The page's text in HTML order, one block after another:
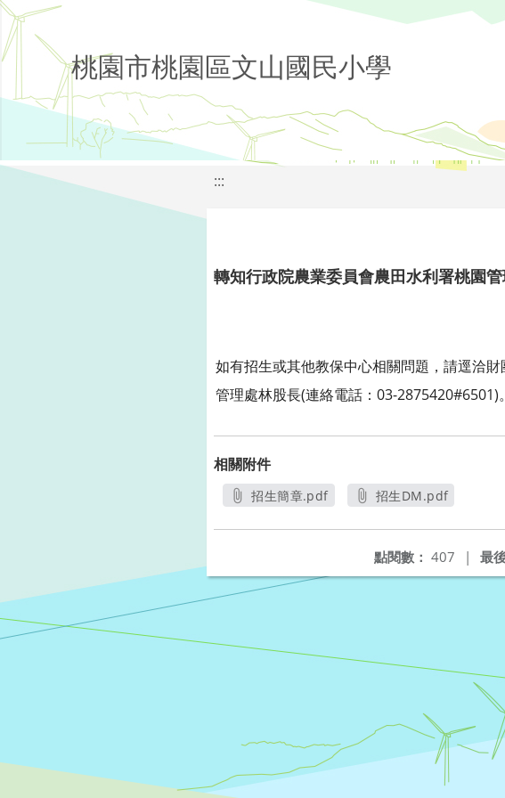
桃園市桃園區文山國民小學
:::
轉知行政院農業委員會農田水利署桃園
如有招生或其他教保中心相關問題，請逕洽
管理處林股長(連絡電話：03-2875420#6501)。
相關附件
招生簡章.pdf
招生DM.pdf
最
點閱數： 407 |